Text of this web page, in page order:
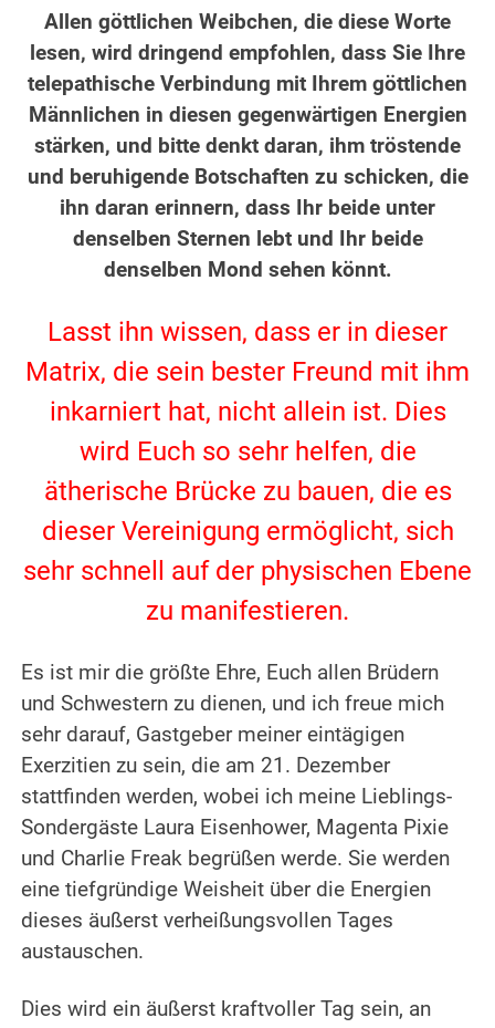
Allen göttlichen Weibchen, die diese Worte
lesen, wird dringend empfohlen, dass Sie Ihre
telepathische Verbindung mit Ihrem göttlichen
Männlichen in diesen gegenwärtigen Energien
stärken, und bitte denkt daran, ihm tröstende
und beruhigende Botschaften zu schicken, die
ihn daran erinnern, dass Ihr beide unter
denselben Sternen lebt und Ihr beide
denselben Mond sehen könnt.
Lasst ihn wissen, dass er in dieser
Matrix, die sein bester Freund mit ihm
inkarniert hat, nicht allein ist. Dies
wird Euch so sehr helfen, die
ätherische Brücke zu bauen, die es
dieser Vereinigung ermöglicht, sich
sehr schnell auf der physischen Ebene
zu manifestieren.
Es ist mir die größte Ehre, Euch allen Brüdern
und Schwestern zu dienen, und ich freue mich
sehr darauf, Gastgeber meiner eintägigen
Exerzitien zu sein, die am 21. Dezember
stattfinden werden, wobei ich meine Lieblings-
Sondergäste Laura Eisenhower, Magenta Pixie
und Charlie Freak begrüßen werde. Sie werden
eine tiefgründige Weisheit über die Energien
dieses äußerst verheißungsvollen Tages
austauschen.
Dies wird ein äußerst kraftvoller Tag sein, an